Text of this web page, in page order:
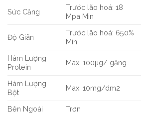
Sức Căng
Trước lão hoá: 18
Mpa Min
Độ Giãn
Trước lão hoá: 650%
Min
Hàm Lượng
Protein
Max: 100µg/ găng
Hàm Lượng
Bột
Max: 10mg/dm2
Bên Ngoài
Trơn